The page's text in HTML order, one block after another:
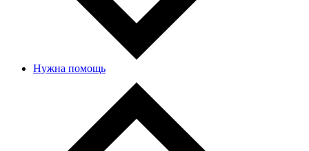
Нужна помощь